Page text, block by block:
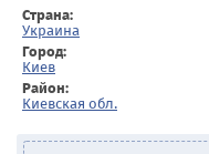
Страна:
Украина
Город:
Киев
Район:
Киевская обл.